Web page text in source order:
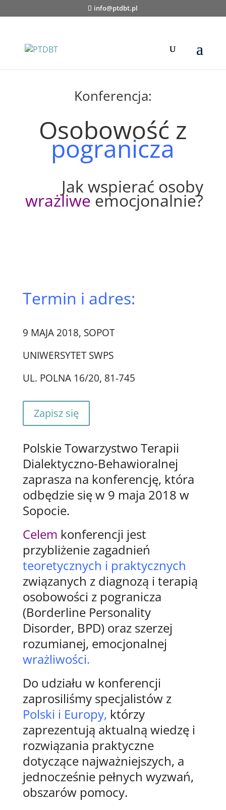
info@ptdbt.pl
Konferencja:
Osobowość z
pogranicza
Jak wspierać osoby
wrażliwe emocjonalnie?
Termin i adres:
9 MAJA 2018, SOPOT
UNIWERSYTET SWPS
UL. POLNA 16/20, 81-745
Zapisz się
Polskie Towarzystwo Terapii
Dialektyczno-Behawioralnej
zaprasza na konferencję, która
odbędzie się w 9 maja 2018 w
Sopocie.
Celem konferencji jest
przybliżenie zagadnień
teoretycznych i praktycznych
związanych z diagnozą i terapią
osobowości z pogranicza
(Borderline Personality
Disorder, BPD) oraz szerzej
rozumianej, emocjonalnej
wrażliwości.
Do udziału w konferencji
zaprosiliśmy specjalistów z
Polski i Europy, którzy
zaprezentują aktualną wiedzę i
rozwiązania praktyczne
dotyczące najważniejszych, a
jednocześnie pełnych wyzwań,
obszarów pomocy.